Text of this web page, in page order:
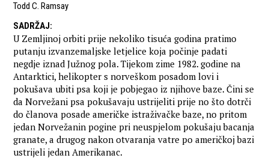
Todd C. Ramsay
SADRŽAJ:
U Zemljinoj orbiti prije nekoliko tisuća godina pratimo
putanju izvanzemaljske letjelice koja počinje padati
negdje iznad Južnog pola. Tijekom zime 1982. godine na
Antarktici, helikopter s norveškom posadom lovi i
pokušava ubiti psa koji je pobjegao iz njihove baze. Čini se
da Norvežani psa pokušavaju ustrijeliti prije no što dotrči
do članova posade američke istraživačke baze, no pritom
jedan Norvežanin pogine pri neuspjelom pokušaju bacanja
granate, a drugog nakon otvaranja vatre po američkoj bazi
ustrijeli jedan Amerikanac.